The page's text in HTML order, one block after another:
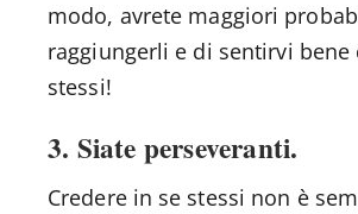
modo, avrete maggiori
raggiungerli e di sentirvi bene
stessi!
3. Siate perseveranti.
Credere in se stessi non è